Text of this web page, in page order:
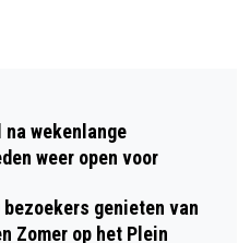
VAN
IN
wekenlange
weer open voor
bezoekers genieten van
Zomer op het Plein